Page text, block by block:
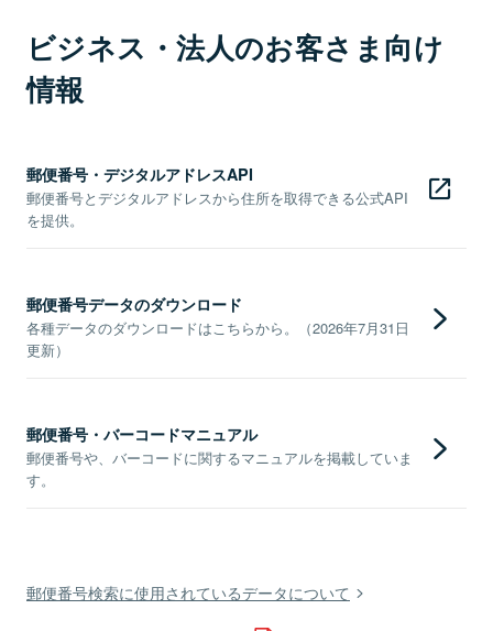
ビジネス・法人のお客さま向け
情報
郵便番号・デジタルアドレスAPI
郵便番号とデジタルアドレスから住所を取得できる公式API
を提供。
郵便番号データのダウンロード
各種データのダウンロードはこちらから。（2026年7月31日
更新）
郵便番号・バーコードマニュアル
郵便番号や、バーコードに関するマニュアルを掲載していま
す。
郵便番号検索に使用されているデータについて